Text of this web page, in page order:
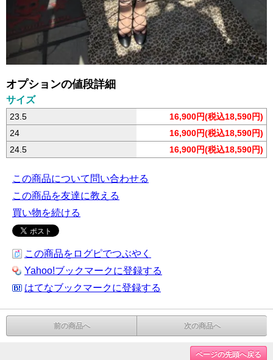
オプションの値段詳細
サイズ
23.5
16,900円(税込18,590円)
24
16,900円(税込18,590円)
24.5
16,900円(税込18,590円)
この商品について問い合わせる
この商品を友達に教える
買い物を続ける
この商品をログピでつぶやく
Yahoo!ブックマークに登録する
はてなブックマークに登録する
前の商品へ 次の商品へ
ページの先頭へ戻る